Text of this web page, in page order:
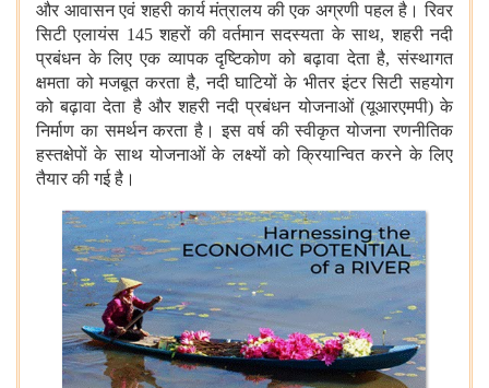
और आवासन एवं शहरी कार्य मंत्रालय की एक अग्रणी पहल है। रिवर
सिटी एलायंस 145 शहरों की वर्तमान सदस्यता के साथ, शहरी नदी
प्रबंधन के लिए एक व्यापक दृष्टिकोण को बढ़ावा देता है, संस्थागत
क्षमता को मजबूत करता है, नदी घाटियों के भीतर इंटर सिटी सहयोग
को बढ़ावा देता है और शहरी नदी प्रबंधन योजनाओं (यूआरएमपी) के
निर्माण का समर्थन करता है। इस वर्ष की स्वीकृत योजना रणनीतिक
हस्तक्षेपों के साथ योजनाओं के लक्ष्यों को क्रियान्वित करने के लिए
तैयार की गई है।